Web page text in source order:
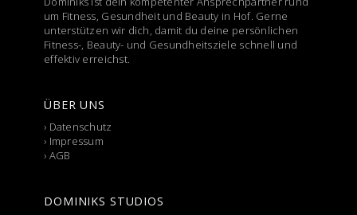
um Fitness, Gesundheit und Beauty in Hof. Gerne
unterstützen wir dich, damit du deine persönlichen
Fitness-, Beauty- und Gesundheitsziele schnell und
effektiv erreichst.
ÜBER UNS
› Datenschutz
› Impressum
› AGB
DOMINIKS STUDIOS